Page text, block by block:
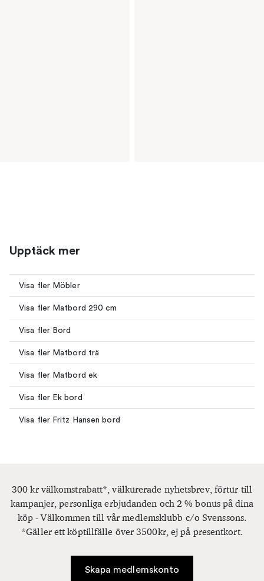
Upptäck mer
Visa fler Möbler
Visa fler Matbord 290 cm
Visa fler Bord
Visa fler Matbord trä
Visa fler Matbord ek
Visa fler Ek bord
Visa fler Fritz Hansen bord
300 kr välkomstrabatt*, välkurerade nyhetsbrev, förtur till
kampanjer, personliga erbjudanden och 2 % bonus på dina
köp - Välkommen till vår medlemsklubb c/o Svenssons.
*Gäller ett köptillfälle över 3500kr, ej på presentkort.
Skapa medlemskonto